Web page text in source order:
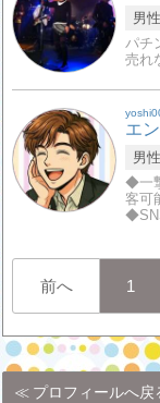
男性
パチ
売れ
エ
男性
◆一
客可
前へ 1
プロフィールへ戻